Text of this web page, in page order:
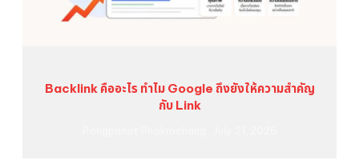
Backlink คืออะไร ทำไม Google ถึงยังให้ความสำคัญ
กับ Link